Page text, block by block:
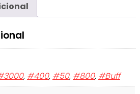
, #400, #50, #800, #Buff